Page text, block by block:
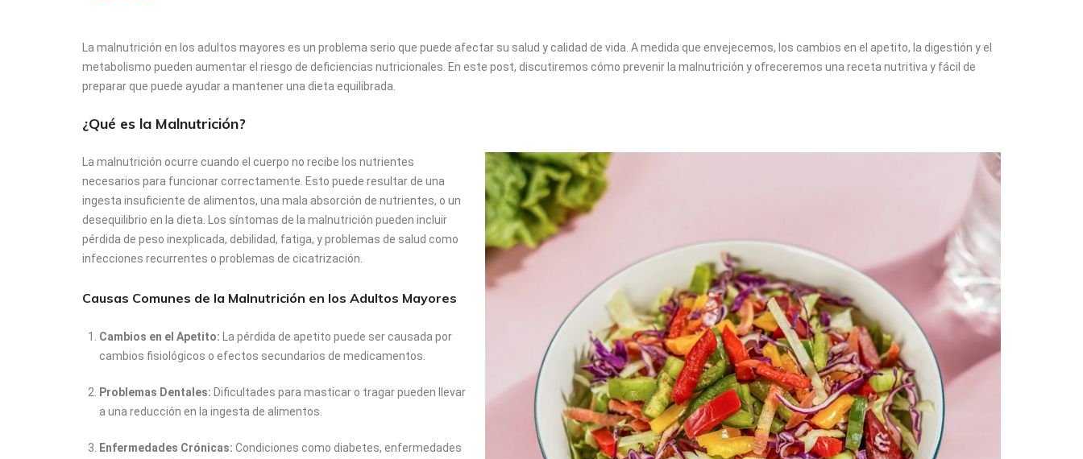
Protectores de cama / Sabanillas
Ropa interior desechable (Pants)
La malnutrición en los adultos mayores es un problema serio que puede afectar su salud y calidad de vida. A medida que envejecemos, los cambios en el apetito, la digestión y el
metabolismo pueden aumentar el riesgo de deficiencias nutricionales. En este post, discutiremos cómo prevenir la malnutrición y ofreceremos una receta nutritiva y fácil de
preparar que puede ayudar a mantener una dieta equilibrada.
¿Qué es la Malnutrición?
La malnutrición ocurre cuando el cuerpo no recibe los nutrientes
necesarios para funcionar correctamente. Esto puede resultar de una
ingesta insuficiente de alimentos, una mala absorción de nutrientes, o un
desequilibrio en la dieta. Los síntomas de la malnutrición pueden incluir
pérdida de peso inexplicada, debilidad, fatiga, y problemas de salud como
infecciones recurrentes o problemas de cicatrización.
Causas Comunes de la Malnutrición en los Adultos Mayores
Cambios en el Apetito: La pérdida de apetito puede ser causada por
cambios fisiológicos o efectos secundarios de medicamentos.
Problemas Dentales: Dificultades para masticar o tragar pueden llevar
a una reducción en la ingesta de alimentos.
Enfermedades Crónicas: Condiciones como diabetes, enfermedades